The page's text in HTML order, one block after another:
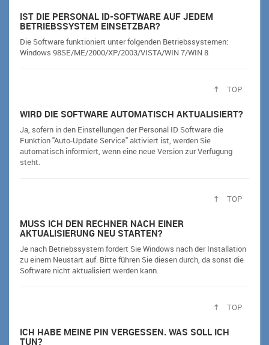
IST DIE PERSONAL ID-SOFTWARE AUF JEDEM
BETRIEBSSYSTEM EINSETZBAR?
Die Software funktioniert unter folgenden Betriebssystemen:
Windows 98SE/ME/2000/XP/2003/VISTA/WIN 7/WIN 8
TOP
WIRD DIE SOFTWARE AUTOMATISCH AKTUALISIERT?
Ja, sofern in den Einstellungen der Personal ID Software die
Funktion "Auto-Update Service" aktiviert ist, werden Sie
automatisch informiert, wenn eine neue Version zur Verfügung
steht.
TOP
MUSS ICH DEN RECHNER NACH EINER
AKTUALISIERUNG NEU STARTEN?
Je nach Betriebssystem fordert Sie Windows nach der Installation
zu einem Neustart auf. Bitte führen Sie diesen durch, da sonst die
Software nicht aktualisiert werden kann.
TOP
ICH HABE MEINE PIN VERGESSEN. WAS SOLL ICH
TUN?